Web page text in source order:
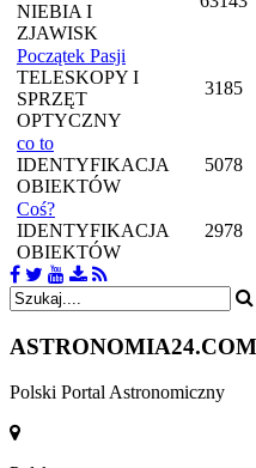
NIEBIA I
ZJAWISK
Początek Pasji
TELESKOPY I
SPRZĘT
OPTYCZNY
3185
co to
IDENTYFIKACJA
OBIEKTÓW
5078
Coś?
IDENTYFIKACJA
OBIEKTÓW
2978
ASTRONOMIA24.COM
Polski Portal Astronomiczny